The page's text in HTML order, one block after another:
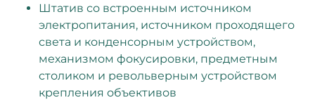
Штатив со встроенным источником
электропитания, источником проходящего
света и конденсорным устройством,
механизмом фокусировки, предметным
столиком и револьверным устройством
крепления объективов